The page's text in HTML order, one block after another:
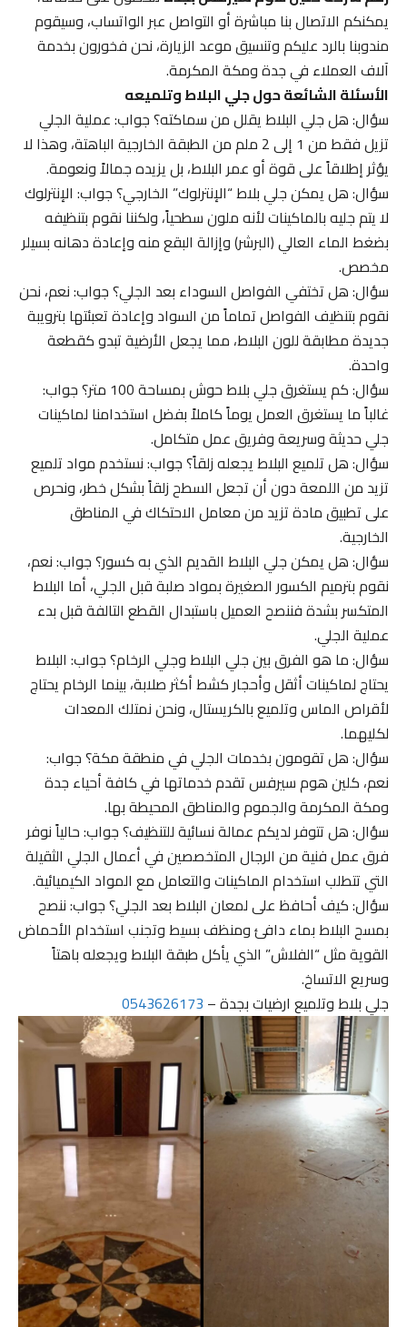
يمكنكم الاتصال بنا مباشرة أو التواصل عبر الواتساب، وسيقوم
مندوبنا بالرد عليكم وتنسيق موعد الزيارة، نحن فخورون بخدمة
آلاف العملاء في جدة ومكة المكرمة.
الأسئلة الشائعة حول جلي البلاط وتلميعه
سؤال: هل جلي البلاط يقلل من سماكته؟ جواب: عملية الجلي
تزيل فقط من 1 إلى 2 ملم من الطبقة الخارجية الباهتة، وهذا لا
يؤثر إطلاقاً على قوة أو عمر البلاط، بل يزيده جمالاً ونعومة.
سؤال: هل يمكن جلي بلاط “الإنترلوك” الخارجي؟ جواب: الإنترلوك
لا يتم جليه بالماكينات لأنه ملون سطحياً، ولكننا نقوم بتنظيفه
بضغط الماء العالي (البرشر) وإزالة البقع منه وإعادة دهانه بسيلر
مخصص.
سؤال: هل تختفي الفواصل السوداء بعد الجلي؟ جواب: نعم، نحن
نقوم بتنظيف الفواصل تماماً من السواد وإعادة تعبئتها بترويبة
جديدة مطابقة للون البلاط، مما يجعل الأرضية تبدو كقطعة
واحدة.
سؤال: كم يستغرق جلي بلاط حوش بمساحة 100 متر؟ جواب:
غالباً ما يستغرق العمل يوماً كاملاً بفضل استخدامنا لماكينات
جلي حديثة وسريعة وفريق عمل متكامل.
سؤال: هل تلميع البلاط يجعله زلقاً؟ جواب: نستخدم مواد تلميع
تزيد من اللمعة دون أن تجعل السطح زلقاً بشكل خطر، ونحرص
على تطبيق مادة تزيد من معامل الاحتكاك في المناطق
الخارجية.
سؤال: هل يمكن جلي البلاط القديم الذي به كسور؟ جواب: نعم،
نقوم بترميم الكسور الصغيرة بمواد صلبة قبل الجلي، أما البلاط
المتكسر بشدة فننصح العميل باستبدال القطع التالفة قبل بدء
عملية الجلي.
سؤال: ما هو الفرق بين جلي البلاط وجلي الرخام؟ جواب: البلاط
يحتاج لماكينات أثقل وأحجار كشط أكثر صلابة، بينما الرخام يحتاج
لأقراص الماس وتلميع بالكريستال، ونحن نمتلك المعدات
لكليهما.
سؤال: هل تقومون بخدمات الجلي في منطقة مكة؟ جواب:
نعم، كلين هوم سيرفس تقدم خدماتها في كافة أحياء جدة
ومكة المكرمة والجموم والمناطق المحيطة بها.
سؤال: هل تتوفر لديكم عمالة نسائية للتنظيف؟ جواب: حالياً نوفر
فرق عمل فنية من الرجال المتخصصين في أعمال الجلي الثقيلة
التي تتطلب استخدام الماكينات والتعامل مع المواد الكيميائية.
سؤال: كيف أحافظ على لمعان البلاط بعد الجلي؟ جواب: ننصح
بمسح البلاط بماء دافئ ومنظف بسيط وتجنب استخدام الأحماض
القوية مثل “الفلاش” الذي يأكل طبقة البلاط ويجعله باهتاً
وسريع الاتساخ.
جلي بلاط وتلميع ارضيات بجدة –0543626173